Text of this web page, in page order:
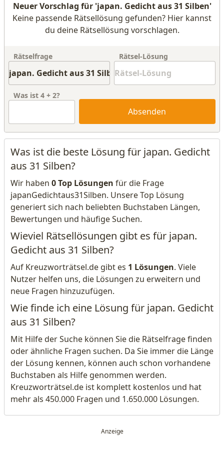
Neuer Vorschlag für 'japan. Gedicht aus 31 Silben'
Keine passende Rätsellösung gefunden? Hier kannst
du deine Rätsellösung vorschlagen.
Rätselfrage Rätsel-Lösung
Was ist 4 + 2?
Absenden
Was ist die beste Lösung für japan. Gedicht
aus 31 Silben?
Wir haben 0 Top Lösungen für die Frage
japanGedichtaus31Silben. Unsere Top Lösung
generiert sich nach beliebten Buchstaben Längen,
Bewertungen und häufige Suchen.
Wieviel Rätsellösungen gibt es für japan.
Gedicht aus 31 Silben?
Auf Kreuzworträtsel.de gibt es 1 Lösungen. Viele
Nutzer helfen uns, die Lösungen zu erweitern und
neue Fragen hinzuzufügen.
Wie finde ich eine Lösung für japan. Gedicht
aus 31 Silben?
Mit Hilfe der Suche können Sie die Rätselfrage finden
oder ähnliche Fragen suchen. Da Sie immer die Länge
der Lösung kennen, können auch schon vorhandene
Buchstaben als Hilfe genommen werden.
Kreuzworträtsel.de ist komplett kostenlos und hat
mehr als 450.000 Fragen und 1.650.000 Lösungen.